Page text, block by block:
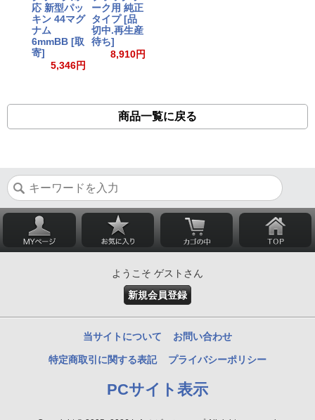
応 新型パッ
キン 44マグ
ナム
6mmBB [取
寄]
5,346円
ーク用 純正
タイプ [品
切中.再生産
待ち]
8,910円
商品一覧に戻る
ようこそ ゲストさん
新規会員登録
当サイトについて お問い合わせ
特定商取引に関する表記 プライバシーポリシー
PCサイト表示